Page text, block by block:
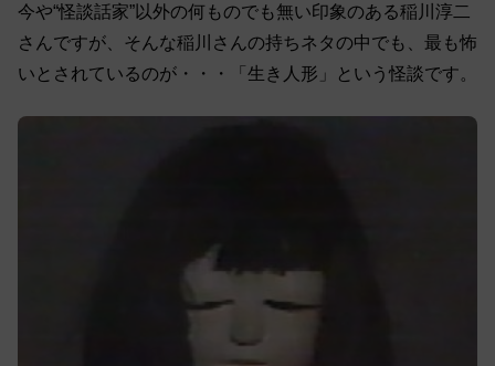
今や“怪談話家”以外の何ものでも無い印象のある稲川淳二
さんですが、そんな稲川さんの持ちネタの中でも、最も怖
いとされているのが・・・「生き人形」という怪談です。